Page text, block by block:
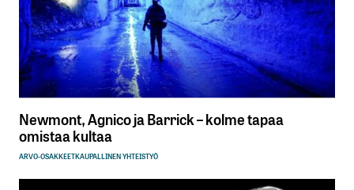
Newmont, Agnico ja Barrick – kolme tapaa
omistaa kultaa
ARVO-OSAKKEETKAUPALLINEN YHTEISTYÖ